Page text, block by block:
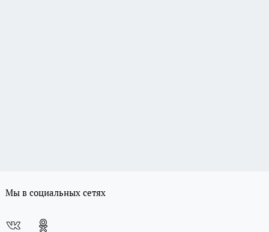
Мы в социальных сетях